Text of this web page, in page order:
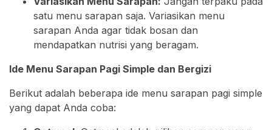
satu menu sarapan saja. Variasikan menu
sarapan Anda agar tidak bosan dan
mendapatkan nutrisi yang beragam.
Ide Menu Sarapan Pagi Simple dan Bergizi
Berikut adalah beberapa ide menu sarapan pagi simple
yang dapat Anda coba: